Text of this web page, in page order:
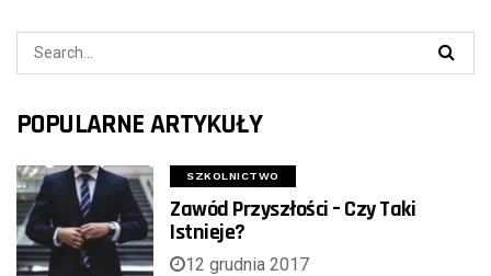
POPULARNE ARTYKUŁY
SZKOLNICTWO
Zawód Przyszłości – Czy Taki
Istnieje?
12 grudnia 2017